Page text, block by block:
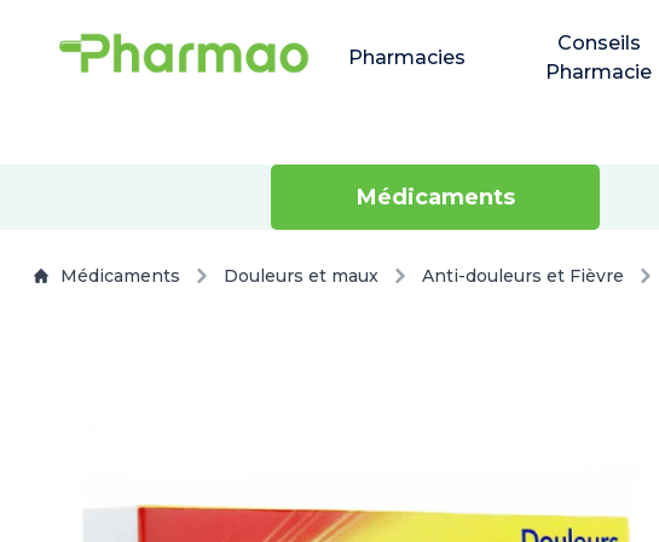
Pharmacies
Conseils
Pharmacie
Médicaments
Médicaments Douleurs et maux Anti-douleurs et Fièvre